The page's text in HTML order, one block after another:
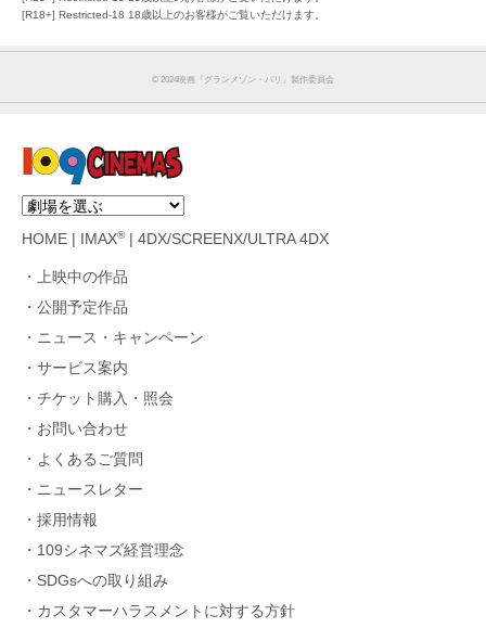
[R18+] Restricted-18 18歳以上のお客様がご覧いただけます。
© 2024映画『グランメゾン・パリ』製作委員会
HOME IMAX®| 4DX/SCREENX/ULTRA 4DX
上映中の作品
公開予定作品
ニュース・キャンペーン
サービス案内
チケット購入・照会
お問い合わせ
よくあるご質問
ニュースレター
採用情報
109シネマズ経営理念
SDGsへの取り組み
カスタマーハラスメントに対する方針